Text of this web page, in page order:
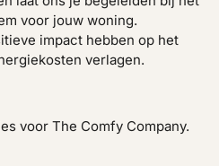
voor jouw woning.
impact hebben op het
verlagen.
voor The Comfy Company.